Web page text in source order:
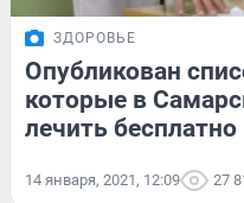
ЗДОРОВЬЕ
Опубликован
которые в
лечить бесплатно
14 января, 2021, 12:09 27